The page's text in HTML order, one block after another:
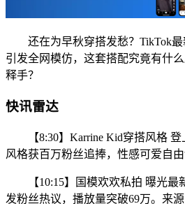
还在为早秋穿搭发愁？TikTok
引发全网模仿，这套搭配究竟有什
释手？
快讯雷达
【8:30】Karrine Kid穿搭风格
风格获百万粉丝追捧，性感可爱自
【10:15】国模欢欢私拍 曝光最
发粉丝热议，播放量突破69万。来